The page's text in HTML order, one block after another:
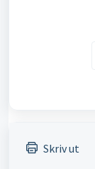
Skriv ut